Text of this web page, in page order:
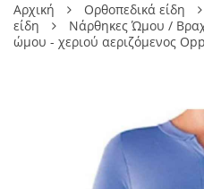
Αρχική Ορθοπεδικά είδη
είδη
Νάρθηκες Ώμου /
ώμου - χεριού αεριζόμενος